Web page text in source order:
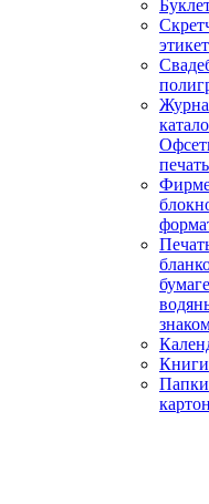
печать
Книги
Папки